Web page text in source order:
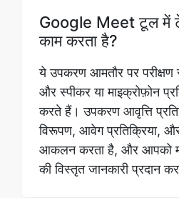
Google Meet टूल में
काम करता है?
ये उपकरण आमतौर पर
और स्पीकर या माइक्रोफ़ोन
करते हैं। उपकरण आवृत्ति
विरूपण, आवेग प्रतिक्रिया,
आकलन करता है, और आपको
की विस्तृत जानकारी प्रदान